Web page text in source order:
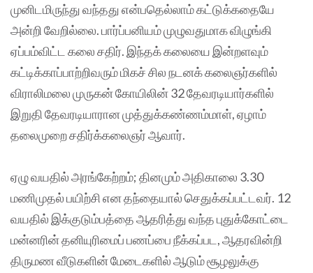
முனிடமிருந்து வந்தது என்பதெல்லாம் கட்டுக்கதையே
அன்றி வேறில்லை. பார்ப்பனியம் முழுவதுமாக விழுங்கி
ஏப்பம்விட்ட கலை சதிர். இந்தக் கலையை இன்றளவும்
கட்டிக்காப்பாற்றிவரும் மிகச் சில நடனக் கலைஞர்களில்
விராலிமலை முருகன் கோயிலின் 32 தேவரடியார்களில்
இறுதி தேவரடியாரான முத்துக்கண்ணம்மாள், ஏழாம்
தலைமுறை சதிர்க்கலைஞர் ஆவார்.
ஏழு வயதில் அரங்கேற்றம்; தினமும் அதிகாலை 3.30
மணிமுதல் பயிற்சி என தந்தையால் செதுக்கப்பட்டவர். 12
வயதில் இக்குடும்பத்தை ஆதரித்து வந்த புதுக்கோட்டை
மன்னரின் தனியுரிமைப் பணப்பை நீக்கப்பட, ஆதரவின்றி
திருமண வீடுகளின் மேடைகளில் ஆடும் சூழலுக்கு